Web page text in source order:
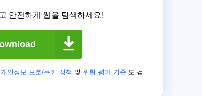
안전하게 웹을 탐색하세요!
개인정보 보호/쿠키 정책 및 위협 평가 기준 도 검